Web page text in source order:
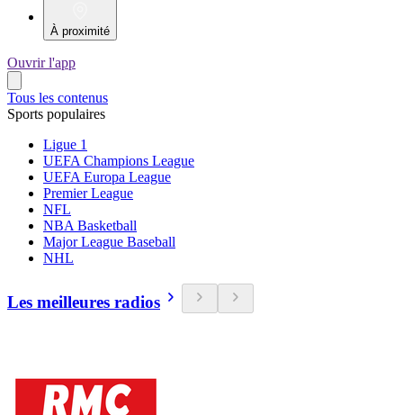
À proximité
Ouvrir l'app
Tous les contenus
Sports populaires
Ligue 1
UEFA Champions League
UEFA Europa League
Premier League
NFL
NBA Basketball
Major League Baseball
NHL
Les meilleures radios